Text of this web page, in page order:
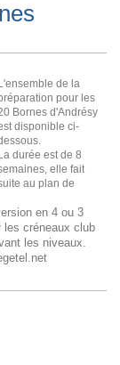
L'ensemble de la
pour les
Bornes d'Andrésy
disponible ci-
La durée est de 8
elle fait
au plan de
en 4 ou 3
créneaux club
les niveaux.